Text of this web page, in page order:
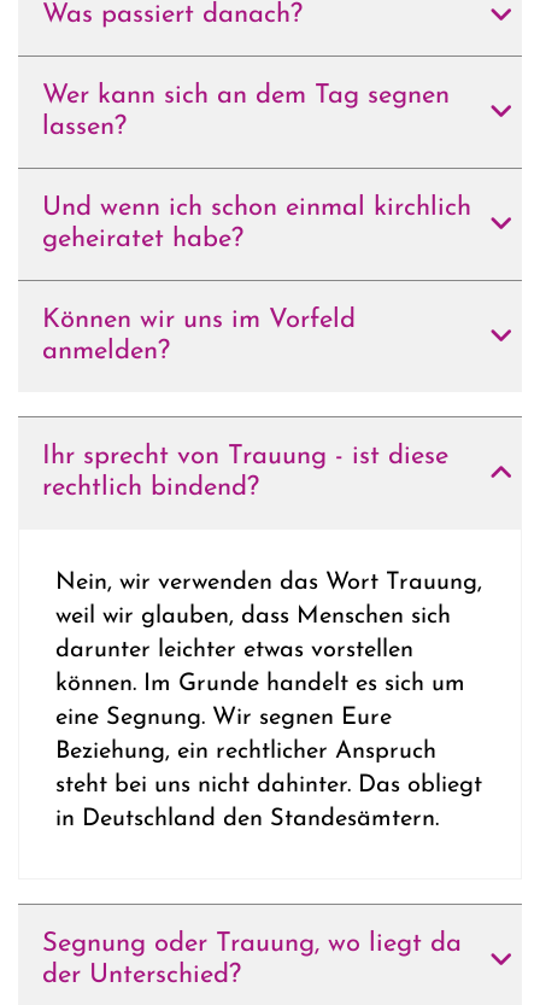
Was passiert danach?
Wer kann sich an dem Tag segnen
lassen?
Und wenn ich schon einmal kirchlich
geheiratet habe?
Können wir uns im Vorfeld
anmelden?
Ihr sprecht von Trauung - ist diese
rechtlich bindend?
Nein, wir verwenden das Wort Trauung,
weil wir glauben, dass Menschen sich
darunter leichter etwas vorstellen
können. Im Grunde handelt es sich um
eine Segnung. Wir segnen Eure
Beziehung, ein rechtlicher Anspruch
steht bei uns nicht dahinter. Das obliegt
in Deutschland den Standesämtern.
Segnung oder Trauung, wo liegt da
der Unterschied?